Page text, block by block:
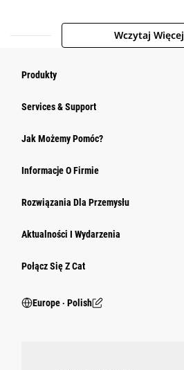
Wczytaj Więcej
Produkty
Services & Support
Jak Możemy Pomóc?
Informacje O Firmie
Rozwiązania Dla Przemysłu
Aktualności I Wydarzenia
Połącz Się Z Cat
Europe ‧ Polish